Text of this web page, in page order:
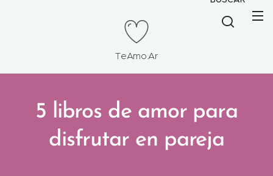
TeAmo.Ar
5 libros de amor para
disfrutar en pareja